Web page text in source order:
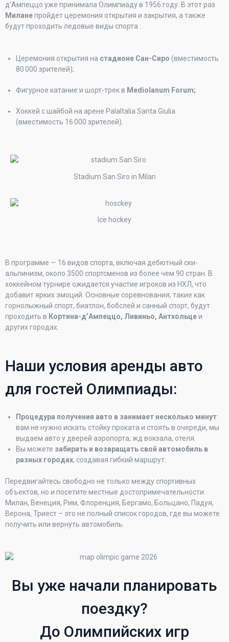
д’Ампеццо уже принимала Олимпиаду в 1956 году. В этот раз
Миланепройдет церемония открытия и закрытия, а также
будут проходить ледовые виды спорта :
Церемония открытия на стадионе Сан-Сиро (вместимость
80 000 зрителей);
Фигурное катание и шорт-трек в Mediolanum Forum;
Хоккей с шайбой на арене PalaItalia Santa Giulia
(вместимость 16 000 зрителей).
Stadium San Siro in Milan
Ice hockey
В программе — 16 видов спорта, включая дебютный ски-
альпинизм, около 3500 спортсменов из более чем 90 стран. В
хоккейном турнире ожидается участие игроков из НХЛ, что
добавит ярких эмоций. Основные соревнования, такие как
горнолыжный спорт, биатлон, бобслей и санный спорт, будут
проходить в Кортина-д’Ампеццо, Ливиньо, Антхольцеи
других городах.
Наши условия аренды авто
для гостей Олимпиады:
Процедура получения авто в занимает несколько минут:
вам не нужно искать стойку проката и стоять в очереди, мы
выдаем авто у дверей аэропорта, жд вокзала, отеля.
Вы можете забирать и возвращать свой автомобиль в
разных городах, создавая гибкий маршрут.
Передвигайтесь свободно не только между спортивных
объектов, но и посетите местные достопримечательности.
Милан, Венеция, Рим, Флоренция, Бергамо, Больцано, Падуя,
Верона, Триест – это не полный список городов, где вы можете
получить или вернуть автомобиль.
Вы уже начали планировать
поездку?
До Олимпийских игр